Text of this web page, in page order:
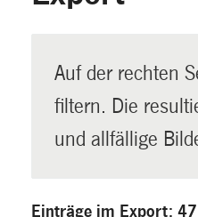
Auf der rechten
filtern. Die
und allfällige
Einträge im Export: 47